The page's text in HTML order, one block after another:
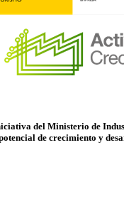
del Ministerio de
de crecimiento y